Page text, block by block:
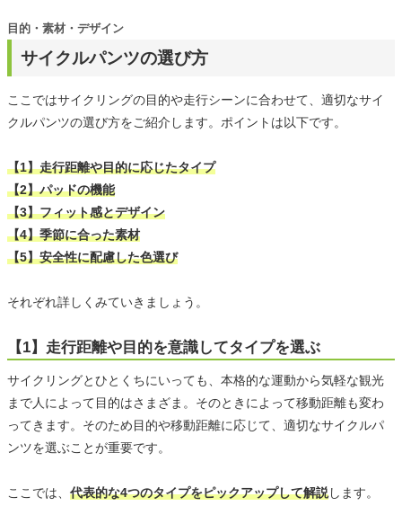
サイクルパンツの選び方
目的・素材・デザイン
ここではサイクリングの目的や走行シーンに合わせて、適切なサイ
クルパンツの選び方をご紹介します。ポイントは以下です。
【1】走行距離や目的に応じたタイプ
【2】パッドの機能
【3】フィット感とデザイン
【4】季節に合った素材
【5】安全性に配慮した色選び
それぞれ詳しくみていきましょう。
【1】走行距離や目的を意識してタイプを選ぶ
サイクリングとひとくちにいっても、本格的な運動から気軽な観光
まで人によって目的はさまざま。そのときによって移動距離も変わ
ってきます。そのため目的や移動距離に応じて、適切なサイクルパ
ンツを選ぶことが重要です。
ここでは、 代表的な4つのタイプをピックアップして解説します。